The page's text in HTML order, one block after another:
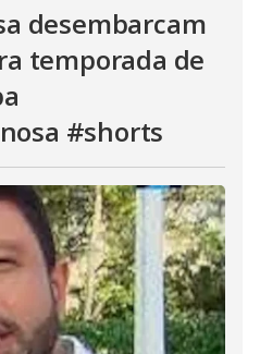
desembarcam
temporada de
#shorts